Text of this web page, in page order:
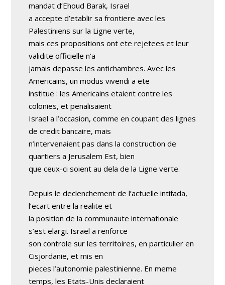
mandat d’Ehoud Barak, Israel
a accepte d’etablir sa frontiere avec les
Palestiniens sur la Ligne verte,
mais ces propositions ont ete rejetees et leur
validite officielle n’a
jamais depasse les antichambres. Avec les
Americains, un modus vivendi a ete
institue : les Americains etaient contre les
colonies, et penalisaient
Israel a l’occasion, comme en coupant des lignes
de credit bancaire, mais
n’intervenaient pas dans la construction de
quartiers a Jerusalem Est, bien
que ceux-ci soient au dela de la Ligne verte.
Depuis le declenchement de l’actuelle intifada,
l’ecart entre la realite et
la position de la communaute internationale
s’est elargi. Israel a renforce
son controle sur les territoires, en particulier en
Cisjordanie, et mis en
pieces l’autonomie palestinienne. En meme
temps, les Etats-Unis declaraient